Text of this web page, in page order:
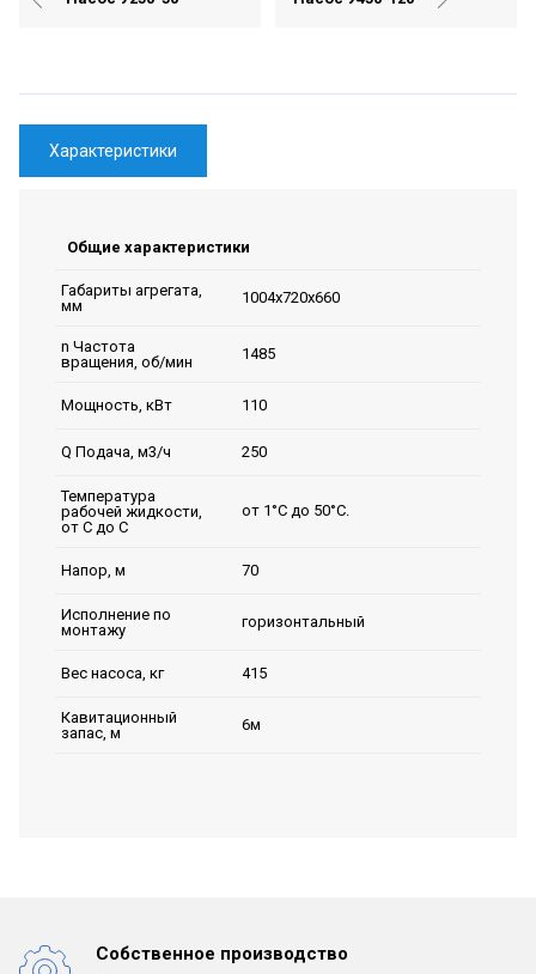
Характеристики
Общие характеристики
Габариты агрегата,
мм
1004х720х660
n Частота
вращения, об/мин
1485
Мощность, кВт 110
Q Подача, м3/ч 250
Температура
рабочей жидкости,
от С до С
от 1°С до 50°С.
Напор, м 70
Исполнение по
монтажу
горизонтальный
Вес насоса, кг 415
Кавитационный
запас, м
6м
Собственное производство